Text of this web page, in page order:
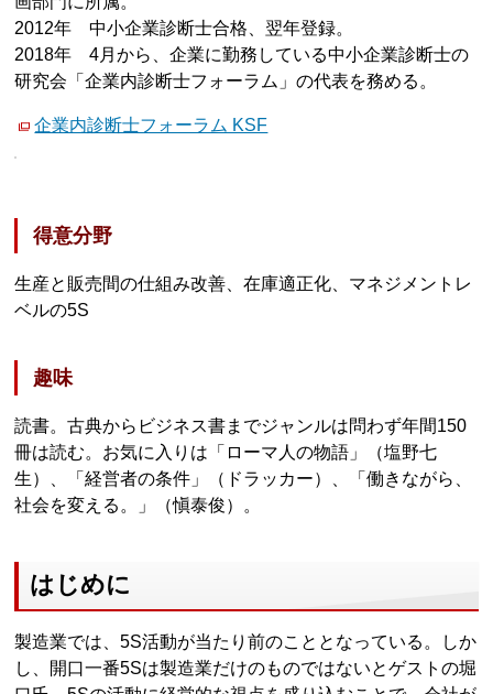
2012年 中小企業診断士合格、翌年登録。
2018年 4月から、企業に勤務している中小企業診断士の
研究会「企業内診断士フォーラム」の代表を務める。
企業内診断士フォーラム KSF
得意分野
生産と販売間の仕組み改善、在庫適正化、マネジメントレ
ベルの5S
趣味
読書。古典からビジネス書までジャンルは問わず年間150
冊は読む。お気に入りは「ローマ人の物語」（塩野七
生）、「経営者の条件」（ドラッカー）、「働きながら、
社会を変える。」（愼泰俊）。
はじめに
製造業では、5S活動が当たり前のこととなっている。しか
し、開口一番5Sは製造業だけのものではないとゲストの堀